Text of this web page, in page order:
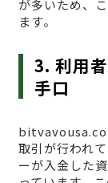
が多いため、
ます。
3. 利用
手口
取引が行われ
ーが入金した